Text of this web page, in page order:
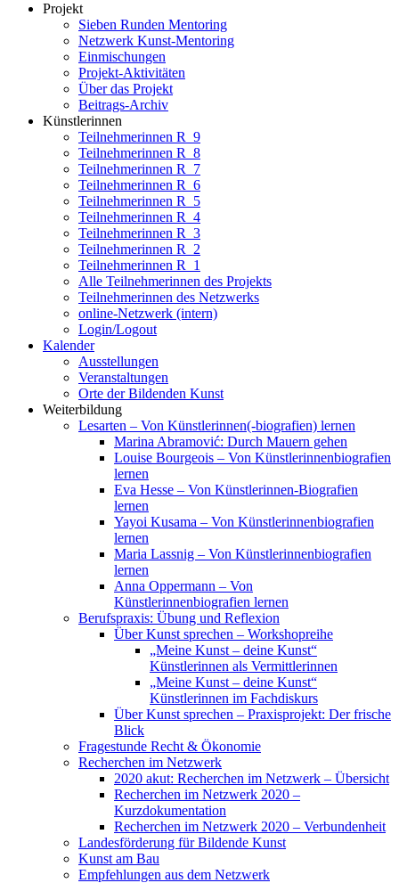
Projekt
Sieben Runden Mentoring
Netzwerk Kunst-Mentoring
Einmischungen
Projekt-Aktivitäten
Über das Projekt
Beitrags-Archiv
Künstlerinnen
Teilnehmerinnen R_9
Teilnehmerinnen R_8
Teilnehmerinnen R_7
Teilnehmerinnen R_6
Teilnehmerinnen R_5
Teilnehmerinnen R_4
Teilnehmerinnen R_3
Teilnehmerinnen R_2
Teilnehmerinnen R_1
Alle Teilnehmerinnen des Projekts
Teilnehmerinnen des Netzwerks
online-Netzwerk (intern)
Login/Logout
Kalender
Ausstellungen
Veranstaltungen
Orte der Bildenden Kunst
Weiterbildung
Lesarten – Von Künstlerinnen(-biografien) lernen
Marina Abramović: Durch Mauern gehen
Louise Bourgeois – Von Künstlerinnenbiografien
lernen
Eva Hesse – Von Künstlerinnen-Biografien
lernen
Yayoi Kusama – Von Künstlerinnenbiografien
lernen
Maria Lassnig – Von Künstlerinnenbiografien
lernen
Anna Oppermann – Von
Künstlerinnenbiografien lernen
Berufspraxis: Übung und Reflexion
Über Kunst sprechen – Workshopreihe
„Meine Kunst – deine Kunst“
Künstlerinnen als Vermittlerinnen
„Meine Kunst – deine Kunst“
Künstlerinnen im Fachdiskurs
Über Kunst sprechen – Praxisprojekt: Der frische
Blick
Fragestunde Recht & Ökonomie
Recherchen im Netzwerk
2020 akut: Recherchen im Netzwerk – Übersicht
Recherchen im Netzwerk 2020 –
Kurzdokumentation
Recherchen im Netzwerk 2020 – Verbundenheit
Landesförderung für Bildende Kunst
Kunst am Bau
Empfehlungen aus dem Netzwerk